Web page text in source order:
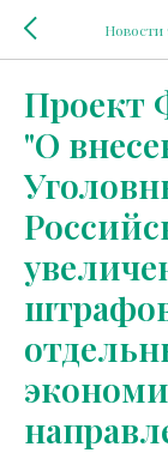
Новости
Проект
"О